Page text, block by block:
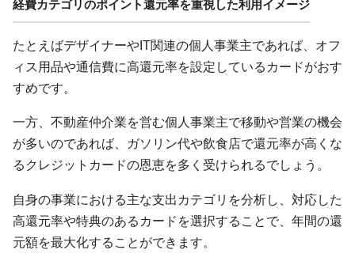
経費カテゴリのポイント還元率を重視した利用イメージ
たとえばデザイナーやIT関連の個人事業主であれば、オフ
ィス用品や通信費に高還元率を設定しているカードがおす
すめです。
一方、不動産仲介業を営む個人事業主で移動や営業の機会
が多いのであれば、ガソリン代や飲食店で還元率が高くな
るクレジットカードの恩恵を多く受けられるでしょう。
自身の事業における主な支出カテゴリを分析し、対応した
高還元率や特典のあるカードを選択することで、年間の還
元額を最大化することができます。